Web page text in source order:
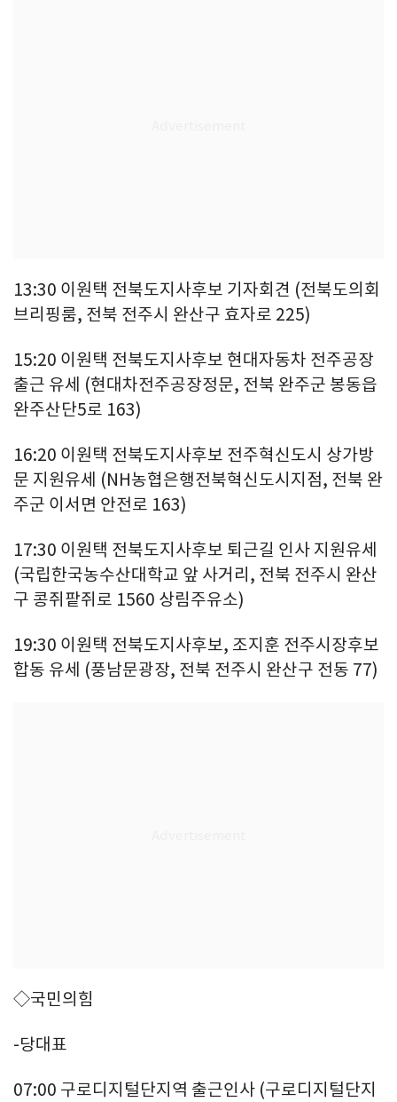
13:30 이원택 전북도지사후보 기자회견 (전북도의회
브리핑룸, 전북 전주시 완산구 효자로 225)
15:20 이원택 전북도지사후보 현대자동차 전주공장
출근 유세 (현대차전주공장정문, 전북 완주군 봉동읍
완주산단5로 163)
16:20 이원택 전북도지사후보 전주혁신도시 상가방
문 지원유세 (NH농협은행전북혁신도시지점, 전북 완
주군 이서면 안전로 163)
17:30 이원택 전북도지사후보 퇴근길 인사 지원유세
(국립한국농수산대학교 앞 사거리, 전북 전주시 완산
구 콩쥐팥쥐로 1560 상림주유소)
19:30 이원택 전북도지사후보, 조지훈 전주시장후보
합동 유세 (풍남문광장, 전북 전주시 완산구 전동 77)
◇국민의힘
-당대표
07:00 구로디지털단지역 출근인사 (구로디지털단지